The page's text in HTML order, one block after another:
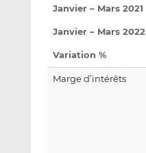
Janvier – Mars 2021
Janvier – Mars 2022
Variation %
Marge d’intérêts